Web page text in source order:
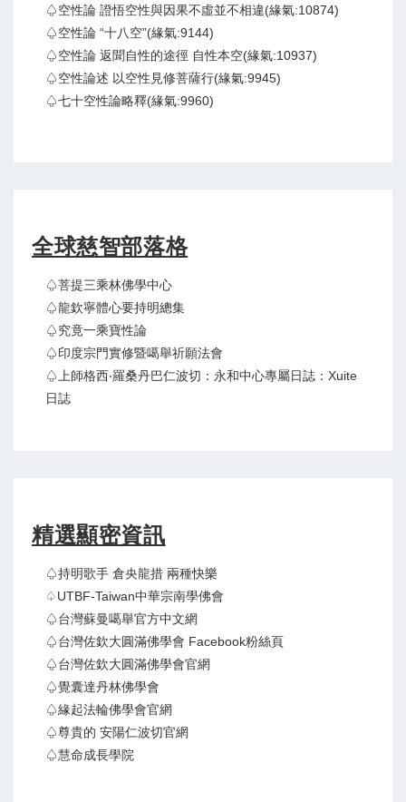
♤空性論 證悟空性與因果不虛並不相違(緣氣:10874)
♤空性論 “十八空”(緣氣:9144)
♤空性論 返聞自性的途徑 自性本空(緣氣:10937)
♤空性論述 以空性見修菩薩行(緣氣:9945)
♤七十空性論略釋(緣氣:9960)
全球慈智部落格
♤菩提三乘林佛學中心
♤龍欽寧體心要持明總集
♤究竟一乘寶性論
♤印度宗門實修暨噶舉祈願法會
♤上師格西‧羅桑丹巴仁波切：永和中心專屬日誌：Xuite
日誌
精選顯密資訊
♤持明歌手 倉央龍措 兩種快樂
♤UTBF-Taiwan中華宗南學佛會
♤台灣蘇曼噶舉官方中文網
♤台灣佐欽大圓滿佛學會 Facebook粉絲頁
♤台灣佐欽大圓滿佛學會官網
♤覺囊達丹林佛學會
♤緣起法輪佛學會官網
♤尊貴的 安陽仁波切官網
♤慧命成長學院